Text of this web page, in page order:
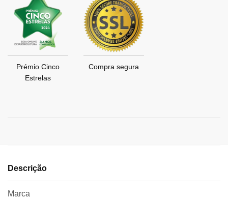
Prémio Cinco
Estrelas
Compra segura
Descrição
Marca